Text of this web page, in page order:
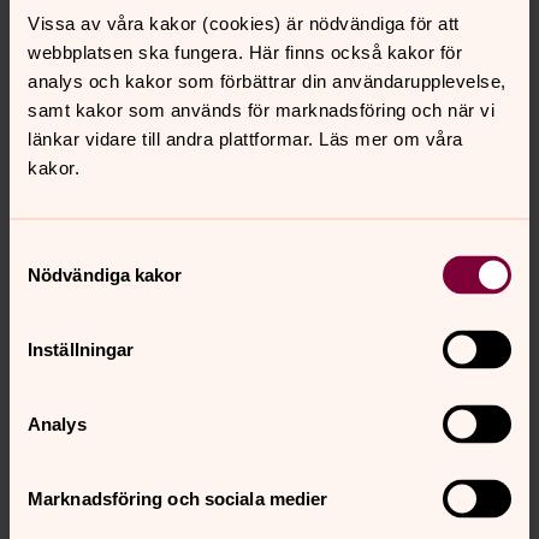
Vissa av våra kakor (cookies) är nödvändiga för att
webbplatsen ska fungera. Här finns också kakor för
analys och kakor som förbättrar din användarupplevelse,
samt kakor som används för marknadsföring och när vi
länkar vidare till andra plattformar. Läs mer om våra
kakor.
Nödvändiga kakor
Inställningar
Analys
Marknadsföring och sociala medier